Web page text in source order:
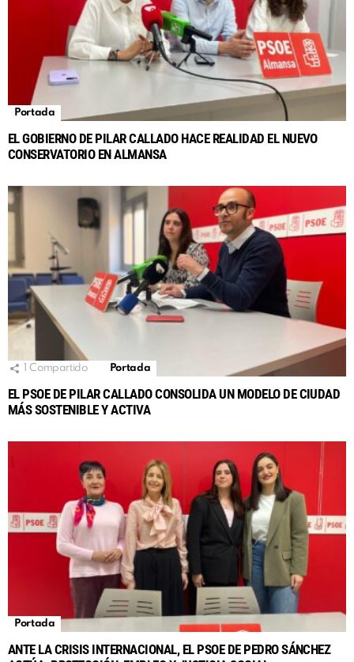
Portada
EL GOBIERNO DE PILAR CALLADO HACE REALIDAD EL NUEVO
CONSERVATORIO EN ALMANSA
Compartido Portada
EL PSOE DE PILAR CALLADO CONSOLIDA UN MODELO DE CIUDAD
MÁS SOSTENIBLE Y ACTIVA
Portada
ANTE LA CRISIS INTERNACIONAL, EL PSOE DE PEDRO SÁNCHEZ